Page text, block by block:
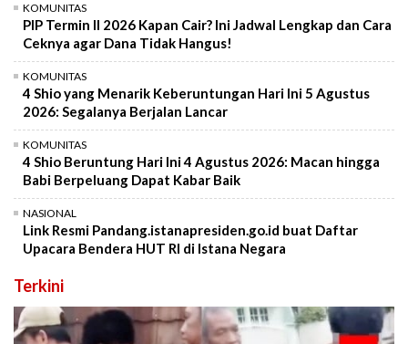
KOMUNITAS
PIP Termin II 2026 Kapan Cair? Ini Jadwal Lengkap dan Cara
Ceknya agar Dana Tidak Hangus!
KOMUNITAS
4 Shio yang Menarik Keberuntungan Hari Ini 5 Agustus
2026: Segalanya Berjalan Lancar
KOMUNITAS
4 Shio Beruntung Hari Ini 4 Agustus 2026: Macan hingga
Babi Berpeluang Dapat Kabar Baik
NASIONAL
Link Resmi Pandang.istanapresiden.go.id buat Daftar
Upacara Bendera HUT RI di Istana Negara
Terkini